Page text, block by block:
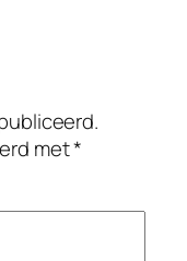
met*